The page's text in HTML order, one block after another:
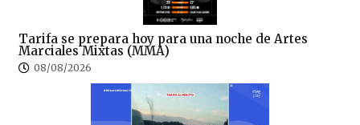
Tarifa se prepara hoy para una noche de Artes
Marciales Mixtas (MMA)
08/08/2026